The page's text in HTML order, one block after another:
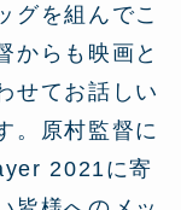
グを組んでこ
からも映画と
せてお話しい
。原村監督に
2021に寄